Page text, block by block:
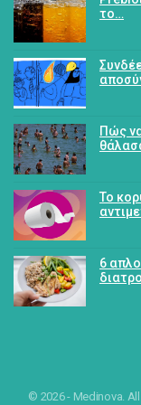
το…
Πώς
Το
6
© 2026 - Medinova.